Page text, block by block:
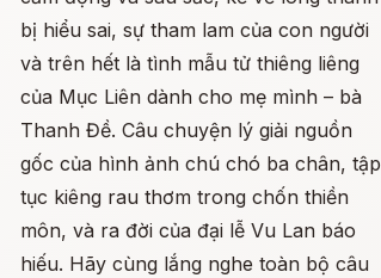
bị hiểu sai, sự tham lam của con người
và trên hết là tình mẫu tử thiêng liêng
của Mục Liên dành cho mẹ mình – bà
Thanh Đề. Câu chuyện lý giải nguồn
gốc của hình ảnh chú chó ba chân, tập
tục kiêng rau thơm trong chốn thiền
môn, và ra đời của đại lễ Vu Lan báo
hiếu. Hãy cùng lắng nghe toàn bộ câu